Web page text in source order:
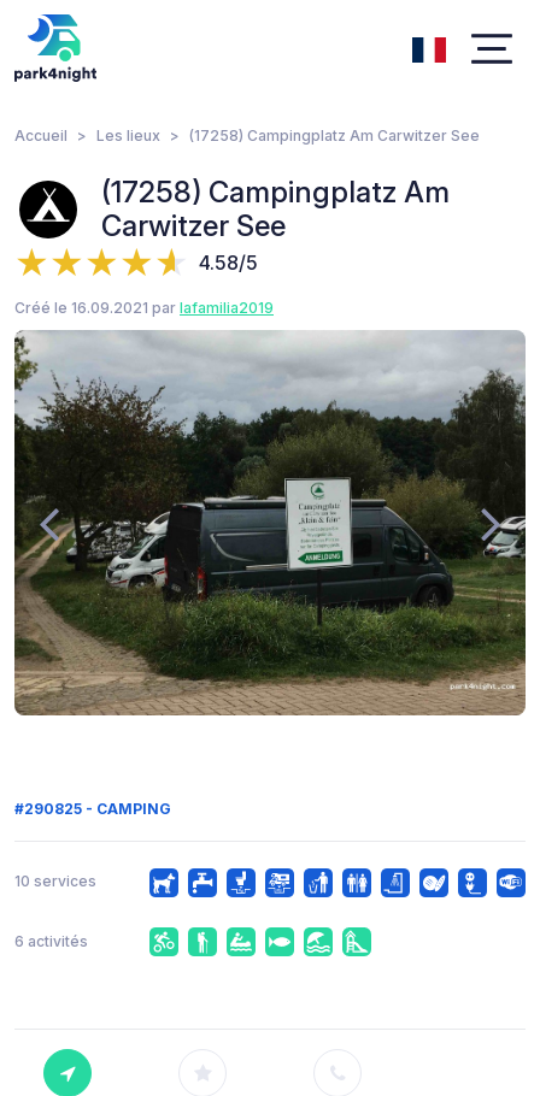
Accueil Les lieux (17258) Campingplatz Am Carwitzer See
(17258) Campingplatz Am
Carwitzer See
4.58/5
Créé le 16.09.2021 par lafamilia2019
#290825 - CAMPING
10 services
6 activités